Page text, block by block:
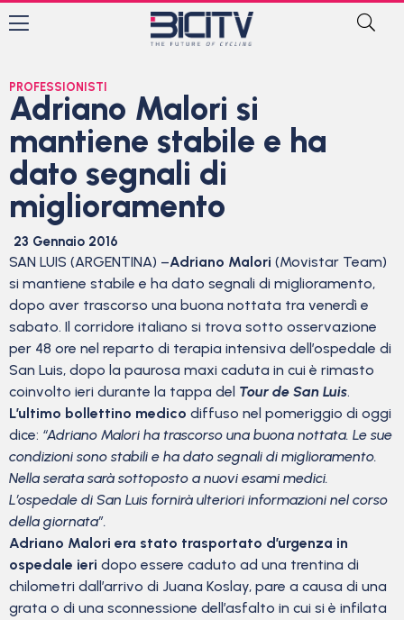
PROFESSIONISTI
Adriano Malori si
mantiene stabile e ha
dato segnali di
miglioramento
23 Gennaio 2016
SAN LUIS (ARGENTINA) –Adriano Malori (Movistar Team)
si mantiene stabile e ha dato segnali di miglioramento,
dopo aver trascorso una buona nottata tra venerdì e
sabato. Il corridore italiano si trova sotto osservazione
per 48 ore nel reparto di terapia intensiva dell’ospedale di
San Luis, dopo la paurosa maxi caduta in cui è rimasto
coinvolto ieri durante la tappa del Tour de San Luis.
L’ultimo bollettino medico diffuso nel pomeriggio di oggi
dice: “Adriano Malori ha trascorso una buona nottata. Le sue
condizioni sono stabili e ha dato segnali di miglioramento.
Nella serata sarà sottoposto a nuovi esami medici.
L’ospedale di San Luis fornirà ulteriori informazioni nel corso
della giornata”.
Adriano Malori era stato trasportato d’urgenza in
ospedale ieri dopo essere caduto ad una trentina di
chilometri dall’arrivo di Juana Koslay, pare a causa di una
grata o di una sconnessione dell’asfalto in cui si è infilata